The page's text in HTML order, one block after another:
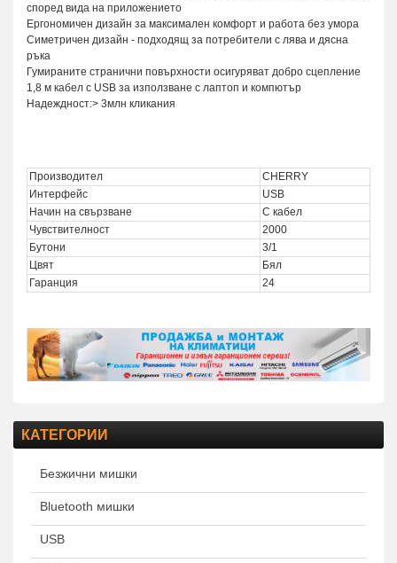
според вида на приложението
Ергономичен дизайн за максимален комфорт и работа без умора
Симетричен дизайн - подходящ за потребители с лява и дясна
ръка
Гумираните странични повърхности осигуряват добро сцепление
1,8 м кабел с USB за използване с лаптоп и компютър
Надеждност:> 3млн кликания
Производител
CHERRY
Интерфейс
USB
Начин на свързване
С кабел
Чувствителност
2000
Бутони
3/1
Цвят
Бял
Гаранция
24
КАТЕГОРИИ
Безжични мишки
Bluetooth мишки
USB